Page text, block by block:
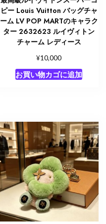
ピー Louis Vuitton バッグチャ
ーム LV POP MARTのキャラク
ター 2632623 ルイヴィトン
チャーム レディース
¥10,000
お買い物カゴに追加